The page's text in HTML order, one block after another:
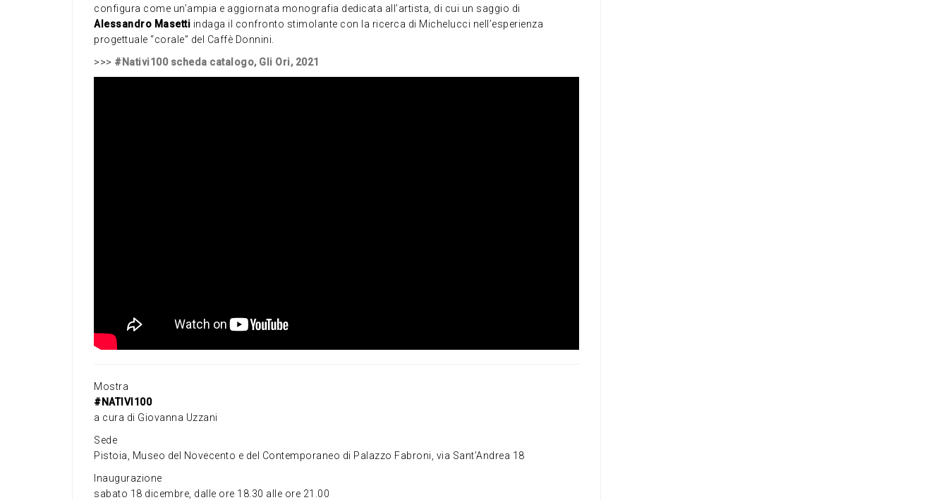
configura come un’ampia e aggiornata monografia dedicata all’artista, di cui un saggio di
Alessandro Masetti indaga il confronto stimolante con la ricerca di Michelucci nell’esperienza
progettuale “corale” del Caffè Donnini.
>>> #Nativi100 scheda catalogo, Gli Ori, 2021
Mostra
#NATIVI100
a cura di Giovanna Uzzani
Sede
Pistoia, Museo del Novecento e del Contemporaneo di Palazzo Fabroni, via Sant’Andrea 18
Inaugurazione
sabato 18 dicembre, dalle ore 18.30 alle ore 21.00